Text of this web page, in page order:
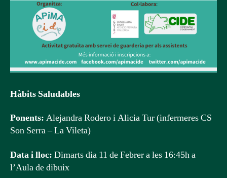
Hàbits Saludables
Ponents: Alejandra Rodero i Alicia Tur (infermeres CS
Son Serra – La Vileta)
Data i lloc: Dimarts dia 11 de Febrer a les 16:45h a
l’Aula de dibuix